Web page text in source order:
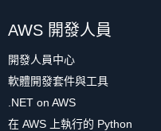
AWS 開發人員
開發人員中心
軟體開發套件與工具
.NET on AWS
在 AWS 上執行的 Python